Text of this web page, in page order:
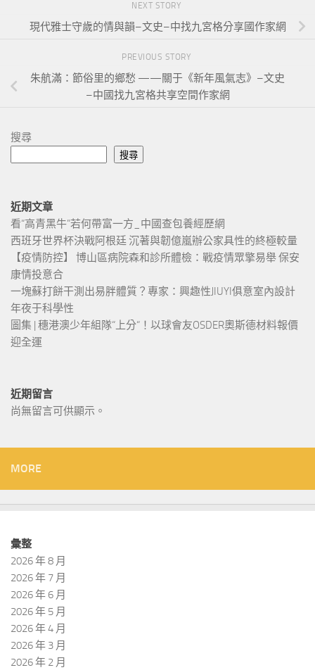
NEXT STORY
現代雅士守歲的情與韻–文史–中找九宮格分享國作家網
PREVIOUS STORY
朱航滿：節俗里的鄉愁 ——關于《新年風氣志》–文史
–中國找九宮格共享空間作家網
搜尋
搜尋
近期文章
看“高青黑牛”若何帶富一方_中國查包養經歷網
西班牙世界杯決戰阿根廷 沉著與韌億嵐辦公家具性的終極較量
【疫情防控】 博山區病院森和診所體檢：戰疫情眾擎易舉 保安
康情投意合
一塊蘇打餅干測出易胖體質？專家：興趣性JIUYI俱意室內設計
年夜于科學性
圖集 | 穗港澳少年組隊“上分“！以球會友OSDER奧斯德材料報價
迎全運
近期留言
尚無留言可供顯示。
MORE
彙整
2026 年 8 月
2026 年 7 月
2026 年 6 月
2026 年 5 月
2026 年 4 月
2026 年 3 月
2026 年 2 月